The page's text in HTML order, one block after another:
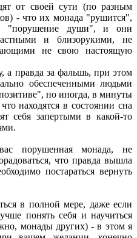
от своей сути (по разным
- что их монада "рушится",
"порушение души", и они
и близорукими, не
не свою настоящую
а правда за фальшь, при этом
обеспеченными людьми
но иногда, в минуты
находятся в состоянии сна
себя запертыми в какой-то
порушенная монада, не
что правда вышла
постараться вернуть
в полной мере, даже если
понять себя и научиться
монады других) - в этом я